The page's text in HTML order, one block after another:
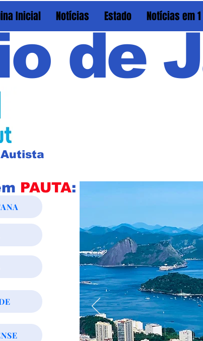
Inicial Notícias Estado Notícias em
de
PAUTA: